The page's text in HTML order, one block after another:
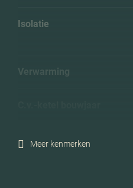
Isolatie
Verwarming
Voorzieningen
Meer kenmerken